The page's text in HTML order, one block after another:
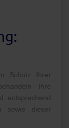
Schutz Ihrer
Ihre
entsprechend
sowie dieser